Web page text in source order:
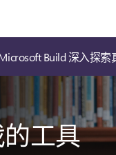
Build 深入探索
工具